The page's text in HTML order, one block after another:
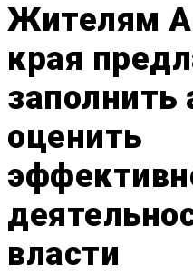
Жителям
края
заполнить
оценить
власти